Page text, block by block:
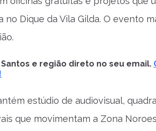
Dique da Vila Gilda. O evento
e região direto no seu email.
estúdio de audiovisual,
que movimentam a Zona